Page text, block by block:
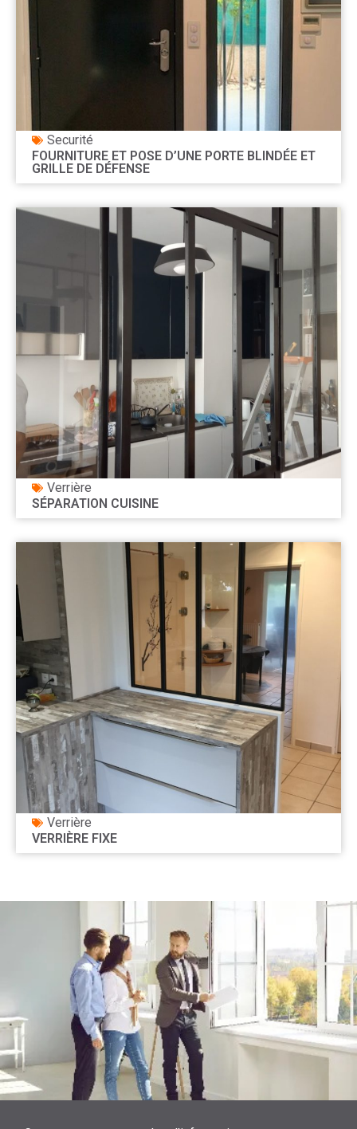
Securité
FOURNITURE ET POSE D’UNE PORTE BLINDÉE ET
GRILLE DE DÉFENSE
Verrière
SÉPARATION CUISINE
Verrière
VERRIÈRE FIXE